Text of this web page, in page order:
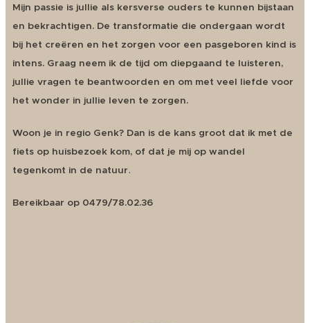
Mijn passie is jullie als kersverse ouders te kunnen bijstaan
en bekrachtigen. De transformatie die ondergaan wordt
bij het creëren en het zorgen voor een pasgeboren kind is
intens. Graag neem ik de tijd om diepgaand te luisteren,
jullie vragen te beantwoorden en om met veel liefde voor
het wonder in jullie leven te zorgen.
Woon je in regio Genk? Dan is de kans groot dat ik met de
fiets op huisbezoek kom, of dat je mij op wandel
tegenkomt in de natuur.
Bereikbaar op 0479/78.02.36